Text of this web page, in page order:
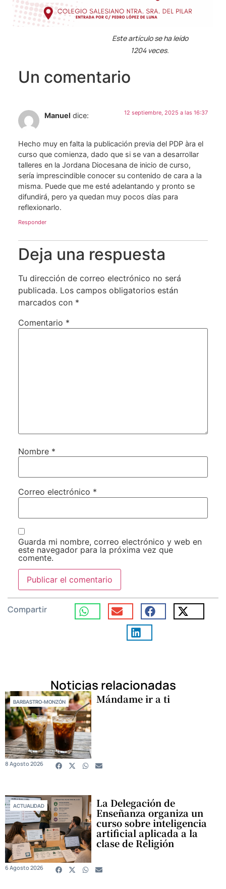
Este artículo se ha leído
1204 veces.
Un comentario
Manuel dice: 12 septiembre, 2025 a las 16:37
Hecho muy en falta la publicación previa del PDP àra el
curso que comienza, dado que si se van a desarrollar
talleres en la Jordana Diocesana de inicio de curso,
sería imprescindible conocer su contenido de cara a la
misma. Puede que me esté adelantando y pronto se
difundirá, pero ya quedan muy pocos días para
reflexionarlo.
Responder
Deja una respuesta
Tu dirección de correo electrónico no será
publicada. Los campos obligatorios están
marcados con *
Comentario *
Nombre *
Correo electrónico *
Guarda mi nombre, correo electrónico y web en
este navegador para la próxima vez que
comente.
Compartir
Noticias relacionadas
BARBASTRO-MONZÓN Mándame ir a ti
8 Agosto 2026
ACTUALIDAD La Delegación de
Enseñanza organiza un
curso sobre inteligencia
artificial aplicada a la
clase de Religión
6 Agosto 2026